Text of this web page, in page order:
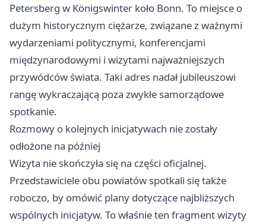
Petersberg w Königswinter koło Bonn. To miejsce o
dużym historycznym ciężarze, związane z ważnymi
wydarzeniami politycznymi, konferencjami
międzynarodowymi i wizytami najważniejszych
przywódców świata. Taki adres nadał jubileuszowi
rangę wykraczającą poza zwykłe samorządowe
spotkanie.
Rozmowy o kolejnych inicjatywach nie zostały
odłożone na później
Wizyta nie skończyła się na części oficjalnej.
Przedstawiciele obu powiatów spotkali się także
roboczo, by omówić plany dotyczące najbliższych
wspólnych inicjatyw. To właśnie ten fragment wizyty